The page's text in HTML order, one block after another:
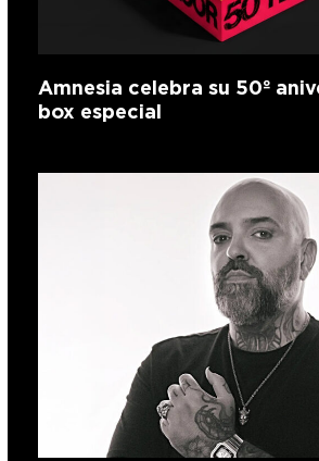
Amnesia celebra su 50º
box especial